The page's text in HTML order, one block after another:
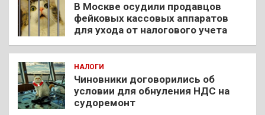
В Москве осудили продавцов
фейковых кассовых аппаратов
для ухода от налогового учета
НАЛОГИ
Чиновники договорились об
условии для обнуления НДС на
судоремонт